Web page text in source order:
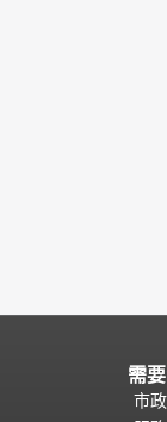
頁
面
需
市政